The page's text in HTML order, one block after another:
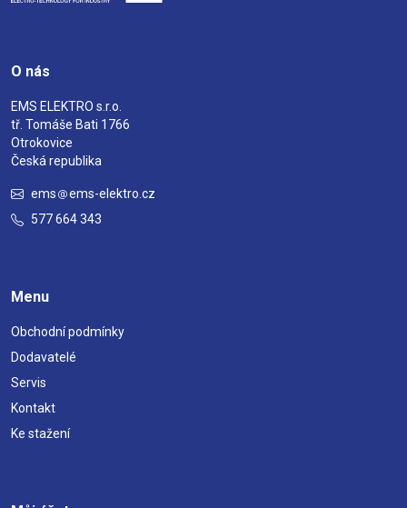
O nás
EMS ELEKTRO s.r.o.
tř. Tomáše Bati 1766
Otrokovice
Česká republika
ems
ems-elektro.cz
577 664 343
Menu
Obchodní podmínky
Dodavatelé
Servis
Kontakt
Ke stažení